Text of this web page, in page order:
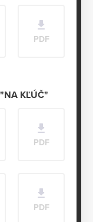
PDF
KĽÚČ"
PDF
PDF